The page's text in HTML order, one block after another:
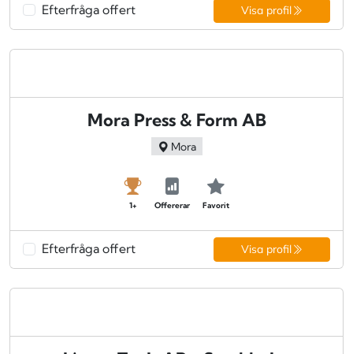
Efterfråga offert Visa profil
Mora Press & Form AB
Mora
1+ Offererar Favorit
Efterfråga offert Visa profil